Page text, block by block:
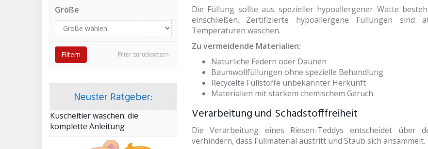
Die Füllung sollte aus spezieller hypoallergener Watte
einschließen. Zertifizierte hypoallergene Füllungen
Temperaturen waschen.
Zu vermeidende Materialien:
Natürliche Federn oder Daunen
Baumwollfüllungen ohne spezielle Behandlung
Recycelte Füllstoffe unbekannter Herkunft
Materialien mit starkem chemischem Geruch
Verarbeitung und Schadstofffreiheit
Die Verarbeitung eines Riesen-Teddys entscheidet über
verhindern, dass Füllmaterial austritt und Staub sich ansammelt.
Größe
Filter zurücksetzen
Filtern
Neuster Ratgeber:
Kuscheltier waschen: die
komplette Anleitung